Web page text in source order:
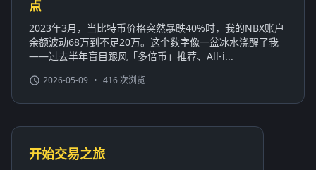
点
2023年3月，当比特币价格突然暴跌40%时，我的NBX账户
余额波动68万到不足20万。这个数字像一盆冰水浇醒了我
——过去半年盲目跟风「多倍币」推荐、All-i...
2026-05-09 • 416 次浏览
开始交易之旅